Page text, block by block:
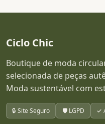
Ciclo Chic
Boutique de moda
selecionada de peças
Moda sustentável com
🔒 Site Seguro 🛡️ LGPD ✓